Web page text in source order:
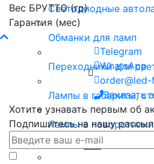
Светодиодные
Обманки для ламп
Переходники для
Лампы в габариты,
Лампы в поворотники
Фары с СТГ
Вес БРУТТО (гр)
Гарантия (мес)
Telegram
WhatsApp
order@led-
Заказать
Хотите узнавать первым об
Подпишитесь на нашу